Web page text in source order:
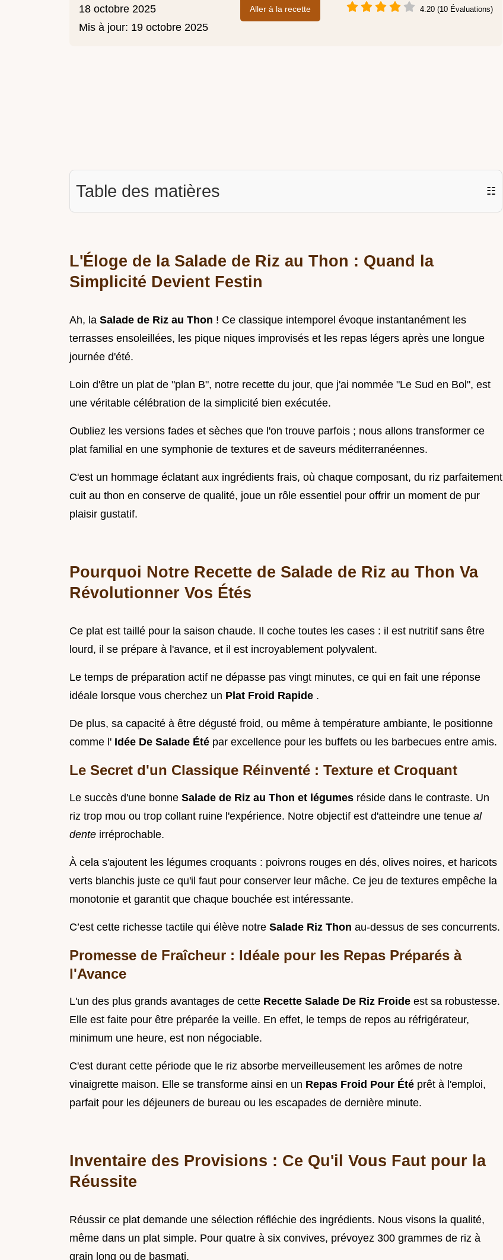
18 octobre 2025
Mis à jour: 19 octobre 2025
Aller à la recette 4.20 (10 Évaluations)
Table des matières ☷
L'Éloge de la Salade de Riz au Thon : Quand la
Simplicité Devient Festin
Ah, la Salade de Riz au Thon ! Ce classique intemporel évoque instantanément les
terrasses ensoleillées, les pique niques improvisés et les repas légers après une longue
journée d'été.
Loin d'être un plat de "plan B", notre recette du jour, que j'ai nommée "Le Sud en Bol", est
une véritable célébration de la simplicité bien exécutée.
Oubliez les versions fades et sèches que l'on trouve parfois ; nous allons transformer ce
plat familial en une symphonie de textures et de saveurs méditerranéennes.
C'est un hommage éclatant aux ingrédients frais, où chaque composant, du riz parfaitement
cuit au thon en conserve de qualité, joue un rôle essentiel pour offrir un moment de pur
plaisir gustatif.
Pourquoi Notre Recette de Salade de Riz au Thon Va
Révolutionner Vos Étés
Ce plat est taillé pour la saison chaude. Il coche toutes les cases : il est nutritif sans être
lourd, il se prépare à l'avance, et il est incroyablement polyvalent.
Le temps de préparation actif ne dépasse pas vingt minutes, ce qui en fait une réponse
idéale lorsque vous cherchez un Plat Froid Rapide .
De plus, sa capacité à être dégusté froid, ou même à température ambiante, le positionne
comme l' Idée De Salade Été par excellence pour les buffets ou les barbecues entre amis.
Le Secret d'un Classique Réinventé : Texture et Croquant
Le succès d'une bonne Salade de Riz au Thon et légumes réside dans le contraste. Un
riz trop mou ou trop collant ruine l'expérience. Notre objectif est d'atteindre une tenue al
dente irréprochable.
À cela s'ajoutent les légumes croquants : poivrons rouges en dés, olives noires, et haricots
verts blanchis juste ce qu'il faut pour conserver leur mâche. Ce jeu de textures empêche la
monotonie et garantit que chaque bouchée est intéressante.
C’est cette richesse tactile qui élève notre Salade Riz Thon au-dessus de ses concurrents.
Promesse de Fraîcheur : Idéale pour les Repas Préparés à
l'Avance
L'un des plus grands avantages de cette Recette Salade De Riz Froide est sa robustesse.
Elle est faite pour être préparée la veille. En effet, le temps de repos au réfrigérateur,
minimum une heure, est non négociable.
C'est durant cette période que le riz absorbe merveilleusement les arômes de notre
vinaigrette maison. Elle se transforme ainsi en un Repas Froid Pour Été prêt à l'emploi,
parfait pour les déjeuners de bureau ou les escapades de dernière minute.
Inventaire des Provisions : Ce Qu'il Vous Faut pour la
Réussite
Réussir ce plat demande une sélection réfléchie des ingrédients. Nous visons la qualité,
même dans un plat simple. Pour quatre à six convives, prévoyez 300 grammes de riz à
grain long ou de basmati.